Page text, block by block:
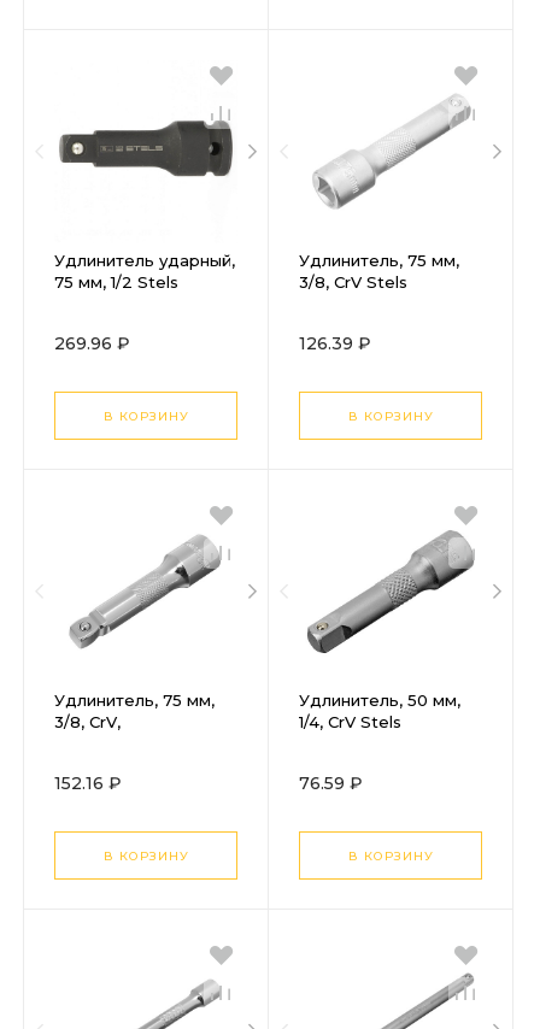
Удлинитель ударный,
75 мм, 1/2 Stels
269.96 ₽
В КОРЗИНУ
Удлинитель, 75 мм,
3/8, CrV Stels
126.39 ₽
В КОРЗИНУ
Удлинитель, 75 мм,
3/8, CrV,
труднодоступных
152.16 ₽
В КОРЗИНУ
Удлинитель, 50 мм,
1/4, CrV Stels
76.59 ₽
В КОРЗИНУ